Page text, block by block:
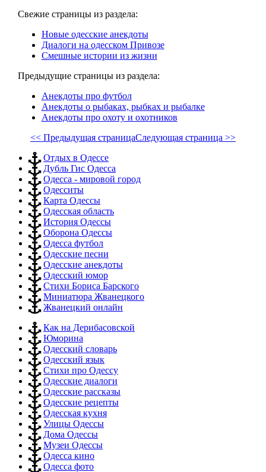
Свежие страницы из раздела:
Новые одесские анекдоты
Диалоги на одесском Привозе
Смешные истории из жизни
Предыдущие страницы из раздела:
Анекдоты про футбол
Анекдоты о рыбаках, рыбках и рыбалке
Анекдоты про охоту и охотников
<< Предыдущая страницаСледующая страница >>
Отдых в Одессе
Дубль Гис Одесса
Одесса - мировой город
Одесситы
Карта Одессы
Одесская область
История Одессы
Оборона Одессы
Одесса футбол
Одесские песни
Одесские анекдоты
Одесский юмор
Стихи Бориса Барского
Миниатюра Жванецкого
Жванецкий онлайн
Как на Дерибасовской
Юморина
Одесский словарь
Одесский язык
Стихи про Одессу
Одесские диалоги
Одесские рассказы
Одесские рецепты
Одесская кухня
Улицы Одессы
Дома Одессы
Музеи Одессы
Одесса кино
Одесса фото